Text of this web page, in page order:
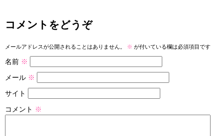
コメントをどうぞ
メールアドレスが公開されることはありません。 ※ が付いている欄は必須項目です
名前 ※
メール ※
サイト
コメント ※